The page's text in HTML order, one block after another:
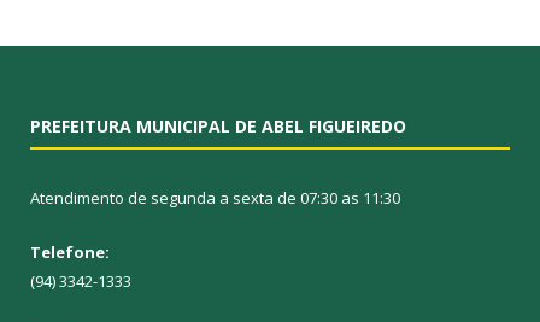
PREFEITURA MUNICIPAL DE ABEL FIGUEIREDO
Atendimento de segunda a sexta de 07:30 as 11:30
Telefone:
(94) 3342-1333